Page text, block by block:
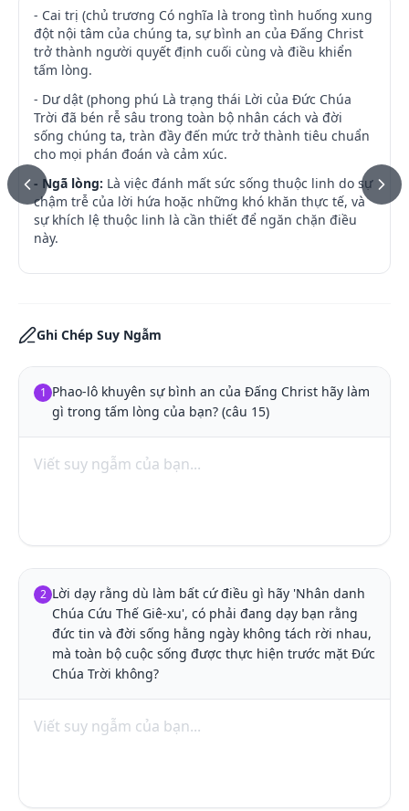
- Cai trị (chủ trương Có nghĩa là trong tình huống xung
đột nội tâm của chúng ta, sự bình an của Đấng Christ
trở thành người quyết định cuối cùng và điều khiển
tấm lòng.
- Dư dật (phong phú Là trạng thái Lời của Đức Chúa
Trời đã bén rễ sâu trong toàn bộ nhân cách và đời
sống chúng ta, tràn đầy đến mức trở thành tiêu chuẩn
cho mọi phán đoán và cảm xúc.
- Ngã lòng: Là việc đánh mất sức sống thuộc linh do sự
chậm trễ của lời hứa hoặc những khó khăn thực tế, và
sự khích lệ thuộc linh là cần thiết để ngăn chặn điều
này.
Ghi Chép Suy Ngẫm
1 Phao-lô khuyên sự bình an của Đấng Christ hãy làm
gì trong tấm lòng của bạn? (câu 15)
2 Lời dạy rằng dù làm bất cứ điều gì hãy 'Nhân danh
Chúa Cứu Thế Giê-xu', có phải đang dạy bạn rằng
đức tin và đời sống hằng ngày không tách rời nhau,
mà toàn bộ cuộc sống được thực hiện trước mặt Đức
Chúa Trời không?